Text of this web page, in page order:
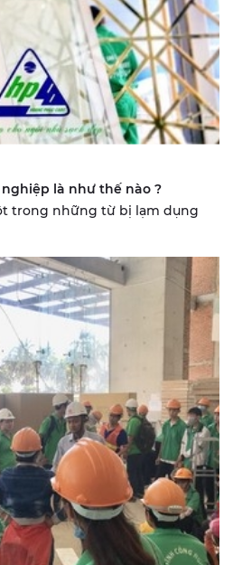
là như thế nào ?
trong những từ bị lạm dụng